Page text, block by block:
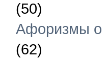
(50)
Афоризмы о
(62)